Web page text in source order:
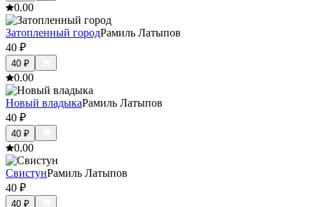
0.00
Затопленный городРамиль Латыпов
40 ₽
40 ₽
0.00
Новый владыкаРамиль Латыпов
40 ₽
40 ₽
0.00
СвистунРамиль Латыпов
40 ₽
40 ₽